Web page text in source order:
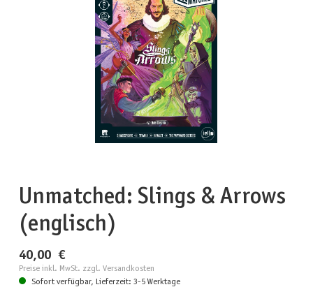
Unmatched: Slings & Arrows
(englisch)
40,00 €
Preise inkl. MwSt. zzgl. Versandkosten
Sofort verfügbar, Lieferzeit: 3-5 Werktage